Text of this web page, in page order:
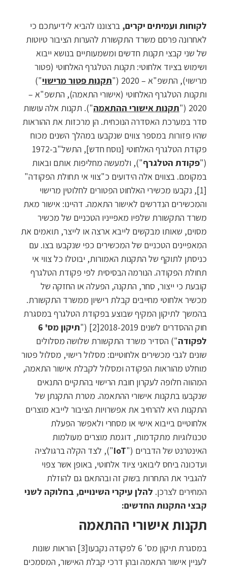
לקוחות ועמיתים יקרים, ברצוננו להביא לידיעתכם כי
לאחרונה פרסם משרד התקשורת להערות הציבור טיוטות
של שני קבצי תקנות חדשים ומשמעותיים בנושא ייבוא
ושימוש בציוד אלחוטי: תקנות הטלגרף האלחוטי (פטור
מרישוי), התשפ"א – 2020 ("
תקנות פטור מרישוי")
ותקנות הטלגרף האלחוטי (אישורי התאמה), התשפ"א –
2020 ("
תקנות אישורי ההתאמה"). תקנות אלה עושות
סדר במערכת האסדרה הנוכחית. הן מרכזות את ההוראות
שהיו פזורות במספר צווים שנקבעו במהלך השנים מכוח
פקודת הטלגרף האלחוטי [נוסח חדש], התשל"ב-1972
("פקודת הטלגרף"), ולמעשה מחליפות אותם ובאות
במקומם. בצווים אלה הידועים כ"צווי אי תחולת הפקודה"
[1], נקבעו מכשירי האלחוט הפטורים לחלוטין מרישוי
והמכשירים הנדרשים לאישור התאמה. דהיינו: אישור מאת
משרד התקשורת שלפיו מאפייניו הטכניים של מכשיר
מסוים, שאותו מבקשים לייבא ארצה או לייצר, תואמים את
המאפיינים הטכניים של המכשירים כפי שנקבעו בצו. עם
כניסתן לתוקף של התקנות האמורות, יבוטלו כל צווי אי
תחולת הפקודה. הנורמה הבסיסית לפי פקודת הטלגרף
קובעת כי ייצור, סחר, התקנה, הפעלה או החזקה של
מכשיר אלחוטי מחייבים קבלת רישיון ממשרד התקשורת.
בהמשך לתיקון המקיף שבוצע בפקודת הטלגרף במסגרת
חוק ההסדרים לשנים 2018-2019[2] ("
תיקון מס' 6
לפקודה") הסדיר משרד התקשורת שלושה מסלולים
שונים לגבי מכשירים אלחוטיים: מסלול רישוי, מסלול פטור
מוחלט מהוראות הפקודה ומסלול לקבלת אישור התאמה,
המהווה חלופה לעקרון חובת הרישוי בהתקיים התנאים
שנקבעו בתקנות אישורי ההתאמה. מטרת התקנתן של
התקנות היא להרחיב את אפשרויות הציבור לייבא מוצרים
אלחוטיים בייבוא אישי או מסחרי ולאפשר הפעלת
טכנולוגיות מתקדמות, דוגמת מוצרים מעולמות
האינטרנט של הדברים ("IoT"), לצד הקלה ברגולציה
ועדכונה ביחס ליבואני ציוד אלחוטי, באופן אשר צפוי
להגביר את התחרות בשוק זה ובהתאם גם להוזלת
המחירים לצרכן. להלן עיקרי השינויים, בחלוקה לשני
קבצי התקנות החדשים:
תקנות אישורי ההתאמה
במסגרת תיקון מס' 6 לפקודה נקבעו[3] הוראות שונות
לעניין אישור התאמה ובהן דרכי קבלת האישור, המסמכים